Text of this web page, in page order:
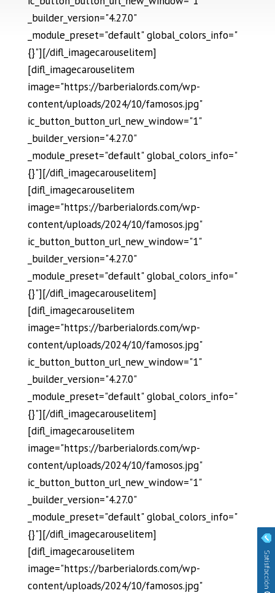
_builder_version="4.27.0"
_module_preset="default" global_colors_info="
{}"][/difl_imagecarouselitem]
[difl_imagecarouselitem
image="https://barberialords.com/wp-
content/uploads/2024/10/famosos.jpg"
ic_button_button_url_new_window="1"
_builder_version="4.27.0"
_module_preset="default" global_colors_info="
{}"][/difl_imagecarouselitem]
[difl_imagecarouselitem
image="https://barberialords.com/wp-
content/uploads/2024/10/famosos.jpg"
ic_button_button_url_new_window="1"
_builder_version="4.27.0"
_module_preset="default" global_colors_info="
{}"][/difl_imagecarouselitem]
[difl_imagecarouselitem
image="https://barberialords.com/wp-
content/uploads/2024/10/famosos.jpg"
ic_button_button_url_new_window="1"
_builder_version="4.27.0"
_module_preset="default" global_colors_info="
{}"][/difl_imagecarouselitem]
[difl_imagecarouselitem
image="https://barberialords.com/wp-
content/uploads/2024/10/famosos.jpg"
ic_button_button_url_new_window="1"
_builder_version="4.27.0"
_module_preset="default" global_colors_info="
{}"][/difl_imagecarouselitem]
[difl_imagecarouselitem
image="https://barberialords.com/wp-
content/uploads/2024/10/famosos.jpg"